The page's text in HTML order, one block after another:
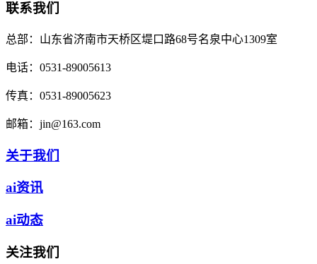
联系我们
总部： 山东省济南市天桥区堤口路68号名泉中心1309室
电话： 0531-89005613
传真： 0531-89005623
邮箱： jin@163.com
关于我们
ai资讯
ai动态
关注我们